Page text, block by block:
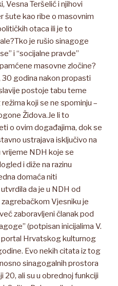
Vesna Teršelić i njihovi
šute kao ribe o masovnim
otaca ili je to
je rušio sinagoge
i “socijalne pravde”
masovne zločine?
30 godina nakon propasti
postoje tabu teme
koji se ne spominju –
Židova.Je li to
o ovim događajima, dok se
ustrajava isključivo na
NDH koje se
i diže na razinu
domaća niti
da je u NDH od
Vjesniku je
zaboravljeni članak pod
(potpisan inicijalima V.
portal Hrvatskog kulturnog
Evo nekih citata iz tog
sinagogalnih prostora
ali su u obrednoj funkciji